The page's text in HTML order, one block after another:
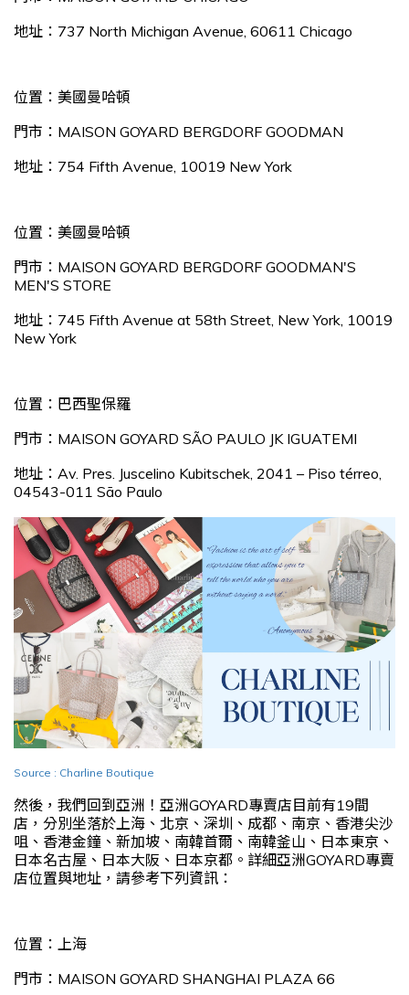
地址：737 North Michigan Avenue, 60611 Chicago
位置：美國曼哈頓
門市：MAISON GOYARD BERGDORF GOODMAN
地址：754 Fifth Avenue, 10019 New York
位置：美國曼哈頓
門市：MAISON GOYARD BERGDORF GOODMAN'S
MEN'S STORE
地址：745 Fifth Avenue at 58th Street, New York, 10019
New York
位置：巴西聖保羅
門市：MAISON GOYARD SÃO PAULO JK IGUATEMI
地址：Av. Pres. Juscelino Kubitschek, 2041 – Piso térreo,
04543-011 São Paulo
Source : Charline Boutique
然後，我們回到亞洲！亞洲GOYARD專賣店目前有19間
店，分別坐落於上海、北京、深圳、成都、南京、香港尖沙
咀、香港金鐘、新加坡、南韓首爾、南韓釜山、日本東京、
日本名古屋、日本大阪、日本京都。詳細亞洲GOYARD專賣
店位置與地址，請參考下列資訊：
位置：上海
門市：MAISON GOYARD SHANGHAI PLAZA 66